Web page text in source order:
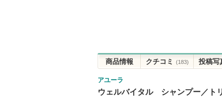
商品情報 クチコミ (183) 投稿写
アユーラ
ウェルバイタル シャンプー／ト